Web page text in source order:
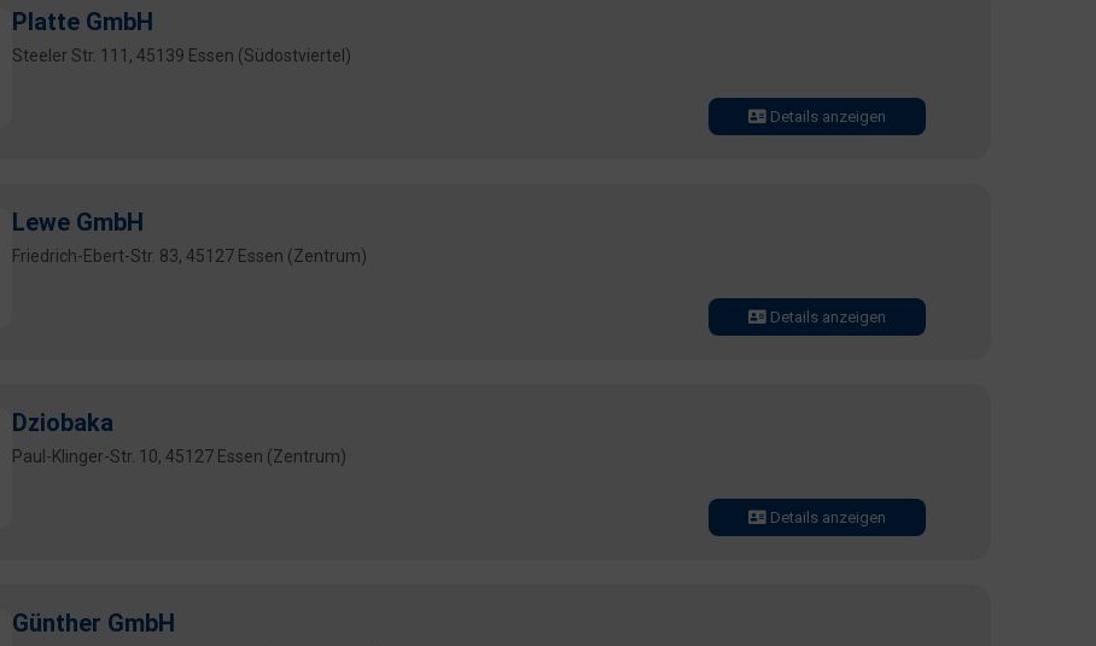
Platte GmbH
Steeler Str. 111, 45139 Essen (Südostviertel)
Details anzeigen
Lewe GmbH
Friedrich-Ebert-Str. 83, 45127 Essen (Zentrum)
Details anzeigen
Dziobaka
Paul-Klinger-Str. 10, 45127 Essen (Zentrum)
Details anzeigen
Günther GmbH